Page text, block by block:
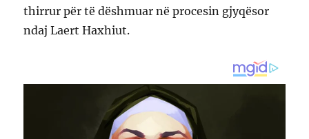
thirrur për të dëshmuar në procesin gjyqësor
ndaj Laert Haxhiut.